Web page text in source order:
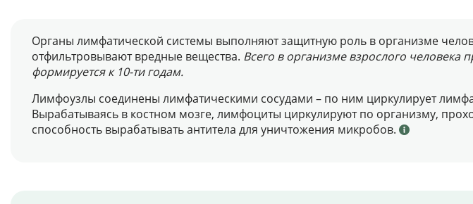
Органы лимфатической системы выполняют защитную роль в организме
отфильтровывают вредные вещества. Всего в организме взрослого человека
формируется к 10-ти годам.
Лимфоузлы соединены лимфатическими сосудами – по ним циркулирует
Вырабатываясь в костном мозге, лимфоциты циркулируют по организму,
способность вырабатывать антитела для уничтожения микробов.